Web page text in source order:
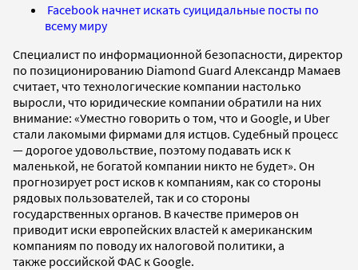
Facebook начнет искать суицидальные посты по
всему миру
Специалист по информационной безопасности, директор
по позиционированию Diamond Guard Александр Мамаев
считает, что технологические компании настолько
выросли, что юридические компании обратили на них
внимание: «Уместно говорить о том, что и Google, и Uber
стали лакомыми фирмами для истцов. Судебный процесс
— дорогое удовольствие, поэтому подавать иск к
маленькой, не богатой компании никто не будет». Он
прогнозирует рост исков к компаниям, как со стороны
рядовых пользователей, так и со стороны
государственных органов. В качестве примеров он
приводит иски европейских властей к американским
компаниям по поводу их налоговой политики, а
также российской ФАС к Google.